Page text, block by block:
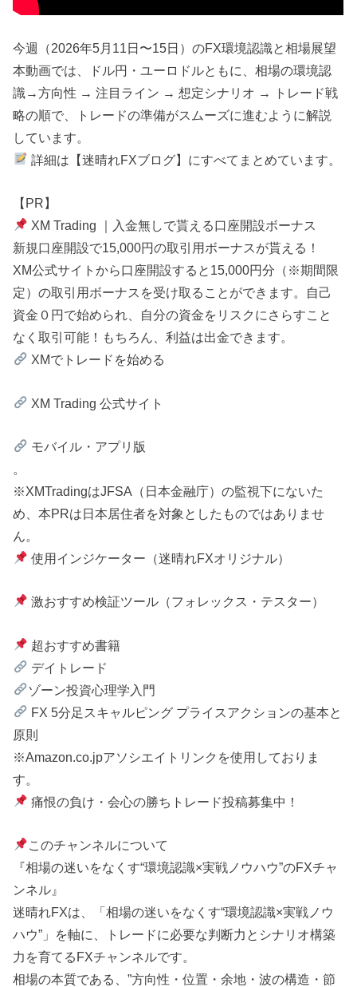
今週（2026年5月11日〜15日）のFX環境認識と相場展望
本動画では、ドル円・ユーロドルともに、相場の環境認
識→方向性 → 注目ライン → 想定シナリオ → トレード戦
略の順で、トレードの準備がスムーズに進むように解説
しています。
詳細は【迷晴れFXブログ】にすべてまとめています。
【PR】
XM Trading ｜入金無しで貰える口座開設ボーナス
新規口座開設で15,000円の取引用ボーナスが貰える！
XM公式サイトから口座開設すると15,000円分（※期間限
定）の取引用ボーナスを受け取ることができます。自己
資金０円で始められ、自分の資金をリスクにさらすこと
なく取引可能！もちろん、利益は出金できます。
XMでトレードを始める
XM Trading 公式サイト
モバイル・アプリ版
。
※XMTradingはJFSA（日本金融庁）の監視下にないた
め、本PRは日本居住者を対象としたものではありませ
ん。
使用インジケーター（迷晴れFXオリジナル）
激おすすめ検証ツール（フォレックス・テスター）
超おすすめ書籍
デイトレード
ゾーン投資心理学入門
FX 5分足スキャルピング プライスアクションの基本と
原則
※Amazon.co.jpアソシエイトリンクを使用しておりま
す。
痛恨の負け・会心の勝ちトレード投稿募集中！
このチャンネルについて
『相場の迷いをなくす“環境認識×実戦ノウハウ”のFXチャ
ンネル』
迷晴れFXは、「相場の迷いをなくす“環境認識×実戦ノウ
ハウ”」を軸に、トレードに必要な判断力とシナリオ構築
力を育てるFXチャンネルです。
相場の本質である、”方向性・位置・余地・波の構造・節